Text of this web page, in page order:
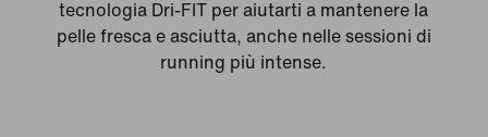
tecnologia Dri-FIT per aiutarti a mantenere la
pelle fresca e asciutta, anche nelle sessioni di
running più intense.